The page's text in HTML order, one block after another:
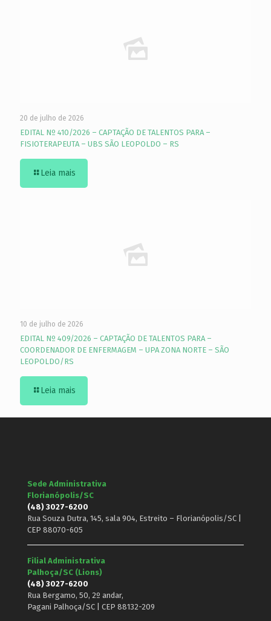
20 de julho de 2026
EDITAL Nº 410/2026 – CAPTAÇÃO DE TALENTOS PARA –
FISIOTERAPEUTA – UBS SÃO LEOPOLDO – RS
Leia mais
10 de julho de 2026
EDITAL Nº 409/2026 – CAPTAÇÃO DE TALENTOS PARA –
COORDENADOR DE ENFERMAGEM – UPA ZONA NORTE – SÃO
LEOPOLDO/RS
Leia mais
Sede Administrativa
Florianópolis/SC
(48) 3027-6200
Rua Souza Dutra, 145, sala 904, Estreito – Florianópolis/SC |
CEP 88070-605
Filial Administrativa
Palhoça/SC (Lions)
(48) 3027-6200
Rua Bergamo, 50, 2º andar,
Pagani Palhoça/SC | CEP 88132-209